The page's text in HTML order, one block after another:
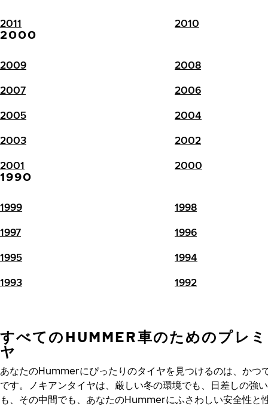
2011 2010
2000
2009 2008
2007 2006
2005 2004
2003 2002
2001 2000
1990
1999 1998
1997 1996
1995 1994
1993 1992
すべてのHUMMER車のためのプレ
ヤ
あなたのHummerにぴったりのタイヤを見つけるのは、かつ
です。ノキアンタイヤは、厳しい冬の環境でも、日差しの強
も、その中間でも、あなたのHummerにふさわしい安全性と